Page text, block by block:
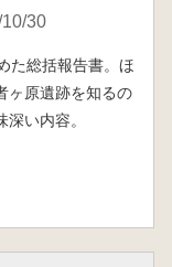
30
た総括報告書。ほ
ヶ原遺跡を知るの
い内容。